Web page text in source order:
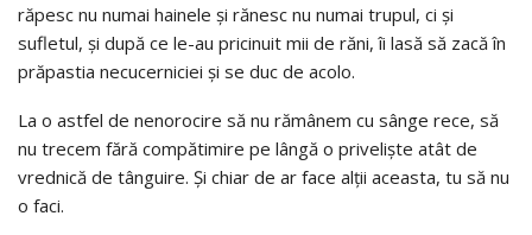
răpesc nu numai hainele şi rănesc nu numai trupul, ci şi
sufletul, şi după ce le-au pricinuit mii de răni, îi lasă să zacă în
prăpastia necucerniciei şi se duc de acolo.
La o astfel de nenorocire să nu rămânem cu sânge rece, să
nu trecem fără compătimire pe lângă o privelişte atât de
vrednică de tânguire. Şi chiar de ar face alţii aceasta, tu să nu
o faci.